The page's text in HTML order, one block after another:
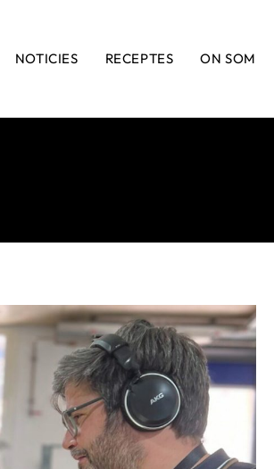
NOTICIES RECEPTES ON SOM